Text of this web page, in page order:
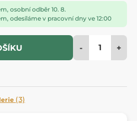
osobní odběr 10. 8.
odesíláme v pracovní dny ve 12:00
- +
(3)